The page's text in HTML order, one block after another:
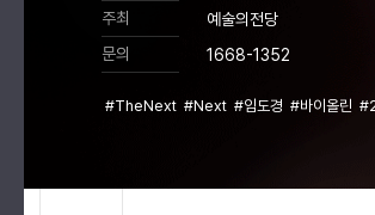
주최
예술의전당
문의
1668-1352
#TheNext #Next #임도경 #바이올린